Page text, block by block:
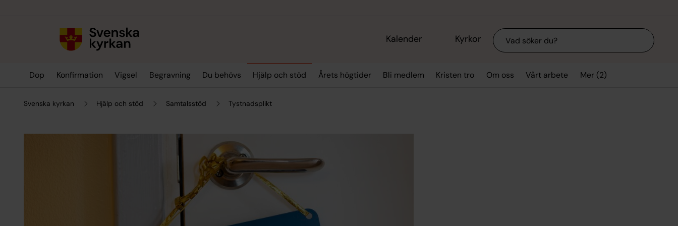
Kalender Kyrkor Sök
Dop Konfirmation Vigsel Begravning Du behövs Hjälp och stöd Årets högtider Bli medlem Kristen tro Om oss Vårt arbete Mer (2)
Svenska kyrkan Hjälp och stöd Samtalsstöd Tystnadsplikt